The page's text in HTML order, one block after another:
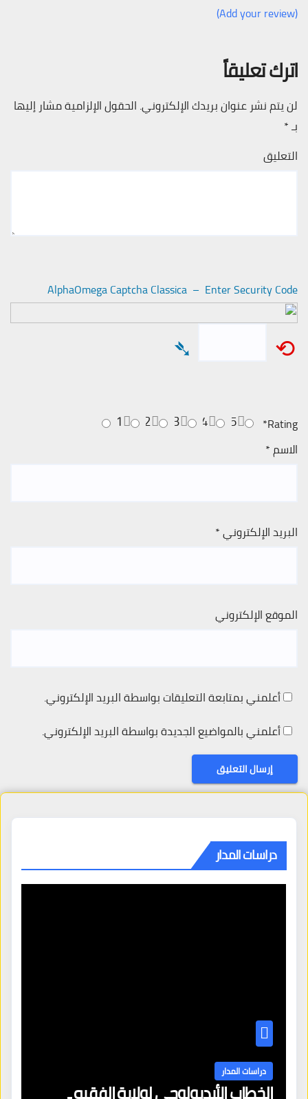
(Add your review)
اترك تعليقاً
لن يتم نشر عنوان بريدك الإلكتروني. الحقول الإلزامية مشار إليها
بـ*
التعليق
AlphaOmega Captcha Classica – Enter Security Code
⟲
➴
Rating
*
5
4
3
2
1
الاسم*
البريد الإلكتروني*
الموقع الإلكتروني
أعلمني بمتابعة التعليقات بواسطة البريد الإلكتروني.
أعلمني بالمواضيع الجديدة بواسطة البريد الإلكتروني.
دراسات المدار
دراسات المدار